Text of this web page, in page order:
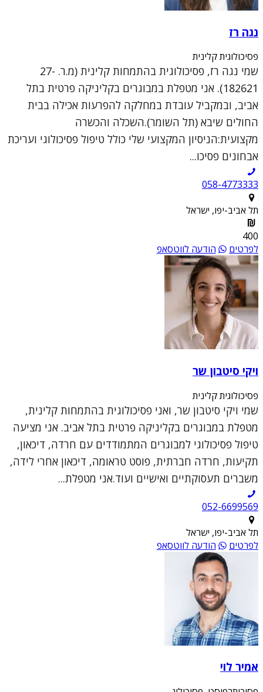
נגה רז
פסיכולוגית קלינית
שמי נגה רז, פסיכולוגית בהתמחות קלינית (מ.ר. 27-
182621). אני מטפלת במבוגרים בקליניקה פרטית בתל
אביב, ובמקביל עובדת במחלקה להפרעות אכילה בבית
החולים שיבא (תל השומר).השכלה והכשרה
מקצועית:הניסיון המקצועי שלי כולל טיפול פסיכולוגי ועריכת
אבחונים פסיכו...
058-4773333
תל אביב-יפו, ישראל
400
לפרטים
הודעה לווטסאפ
ויקי סיטבון שר
פסיכולוגית קלינית
שמי ויקי סיטבון שר, ואני פסיכולוגית בהתמחות קלינית,
מטפלת במבוגרים בקליניקה פרטית בתל אביב. אני מציעה
טיפול פסיכולוגי למבוגרים המתמודדים עם חרדה, דיכאון,
תקיעות, חרדה חברתית, פוסט טראומה, דיכאון אחרי לידה,
משברים תעסוקתיים ואישיים ועוד.אני מטפלת...
052-6699569
תל אביב-יפו, ישראל
לפרטים
הודעה לווטסאפ
אמיר לוי